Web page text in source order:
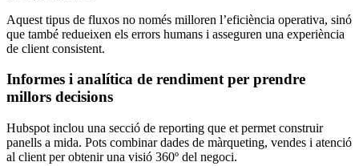
Aquest tipus de fluxos no només milloren l’eficiència operativa, sinó
que també redueixen els errors humans i asseguren una experiència
de client consistent.
Informes i analítica de rendimentper prendre
millors decisions
Hubspot inclou una secció de reporting que et permet construir
panells a mida. Pots combinar dades de màrqueting, vendes i atenció
al client per obtenir una visió 360º del negoci.